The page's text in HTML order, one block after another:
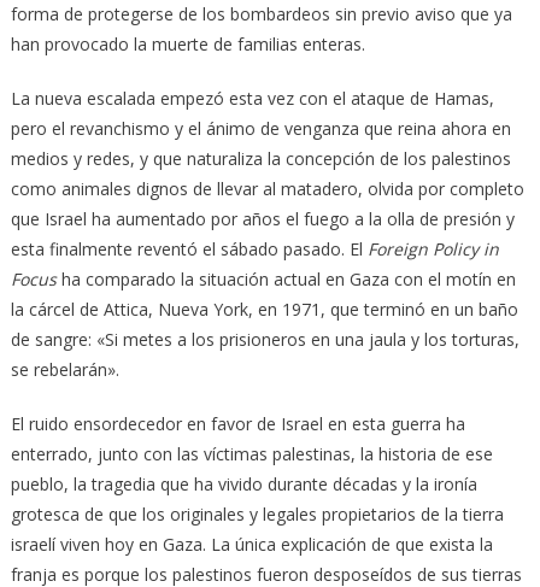
forma de protegerse de los bombardeos sin previo aviso que ya
han provocado la muerte de familias enteras.
La nueva escalada empezó esta vez con el ataque de Hamas,
pero el revanchismo y el ánimo de venganza que reina ahora en
medios y redes, y que naturaliza la concepción de los palestinos
como animales dignos de llevar al matadero, olvida por completo
que Israel ha aumentado por años el fuego a la olla de presión y
esta finalmente reventó el sábado pasado. El Foreign Policy in
Focusha comparado la situación actual en Gaza con el motín en
la cárcel de Attica, Nueva York, en 1971, que terminó en un baño
de sangre: «Si metes a los prisioneros en una jaula y los torturas,
se rebelarán».
El ruido ensordecedor en favor de Israel en esta guerra ha
enterrado, junto con las víctimas palestinas, la historia de ese
pueblo, la tragedia que ha vivido durante décadas y la ironía
grotesca de que los originales y legales propietarios de la tierra
israelí viven hoy en Gaza. La única explicación de que exista la
franja es porque los palestinos fueron desposeídos de sus tierras